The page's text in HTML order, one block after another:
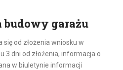
budowy garażu
od złożenia wniosku w
3 dni od złożenia, informacja o
w biuletynie informacji